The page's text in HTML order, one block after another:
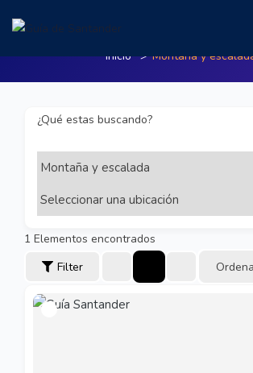
Montaña y
Inicio Montaña y
¿Qué estas buscando?
1 Elementos encontrados
Filter